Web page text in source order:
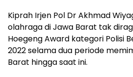
Kiprah Irjen Pol Dr Akhmad
olahraga di Jawa Barat tak
Hoegeng Award kategori Polisi
2022 selama dua periode
Barat hingga saat ini.